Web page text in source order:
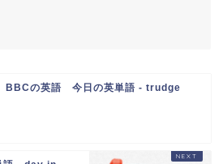
BBCの英語 今日の英単語 - trudge